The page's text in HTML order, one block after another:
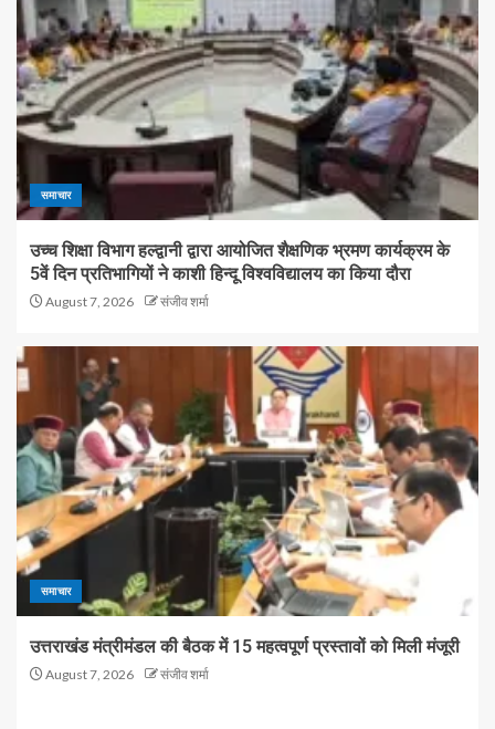
समाचार
उच्च शिक्षा विभाग हल्द्वानी द्वारा आयोजित शैक्षणिक भ्रमण कार्यक्रम के
5वें दिन प्रतिभागियों ने काशी हिन्दू विश्वविद्यालय का किया दौरा
August 7, 2026 संजीव शर्मा
समाचार
उत्तराखंड मंत्रीमंडल की बैठक में 15 महत्वपूर्ण प्रस्तावों को मिली मंजूरी
August 7, 2026 संजीव शर्मा